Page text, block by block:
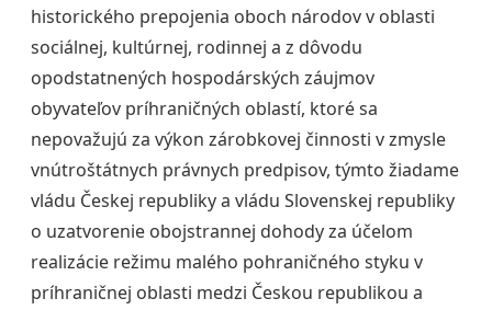
historického prepojenia oboch národov v oblasti
sociálnej, kultúrnej, rodinnej a z dôvodu
opodstatnených hospodárských záujmov
obyvateľov príhraničných oblastí, ktoré sa
nepovažujú za výkon zárobkovej činnosti v zmysle
vnútroštátnych právnych predpisov, týmto žiadame
vládu Českej republiky a vládu Slovenskej republiky
o uzatvorenie obojstrannej dohody za účelom
realizácie režimu malého pohraničného styku v
príhraničnej oblasti medzi Českou republikou a